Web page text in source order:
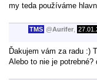
my teda používáme
TMS @Aurifer
Ďakujem vám za radu :)
Alebo to nie je potrebné?